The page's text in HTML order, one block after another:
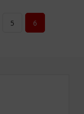
5 6